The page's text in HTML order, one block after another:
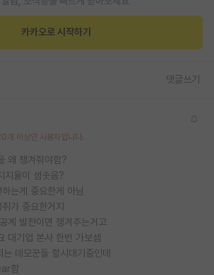
카카오로 시작하기
댓글쓰기
개 이상인 사용자입니다.
왜 챙겨줘야함?
지율이 샘솟음?
는게 중요한게 아님
가 중요한거지
계 발전이면 챙겨주는거고
대기업 본사 한번 가보셈
데모꾼들 항시대기중인데
함